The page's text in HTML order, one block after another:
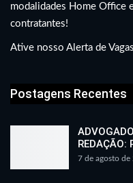
modalidades Home Office
contratantes!
Ative nosso Alerta de
Postagens Recentes
REDAÇÃO:
7 de agosto de